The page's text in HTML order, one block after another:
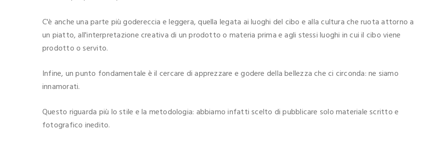
C'è anche una parte più godereccia e leggera, quella legata ai luoghi del cibo e alla cultura che ruota attorno a
un piatto, all'interpretazione creativa di un prodotto o materia prima e agli stessi luoghi in cui il cibo viene
prodotto o servito.
Infine, un punto fondamentale è il cercare di apprezzare e godere della bellezza che ci circonda: ne siamo
innamorati.
Questo riguarda più lo stile e la metodologia: abbiamo infatti scelto di pubblicare solo materiale scritto e
fotografico inedito.